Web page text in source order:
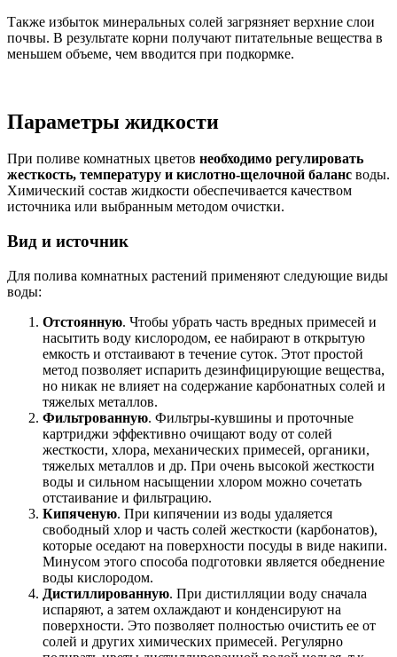
Также избыток минеральных солей загрязняет верхние слои
почвы. В результате корни получают питательные вещества в
меньшем объеме, чем вводится при подкормке.
Параметры жидкости
При поливе комнатных цветов необходимо регулировать
жесткость, температуру и кислотно-щелочной баланс воды.
Химический состав жидкости обеспечивается качеством
источника или выбранным методом очистки.
Вид и источник
Для полива комнатных растений применяют следующие виды
воды:
Отстоянную. Чтобы убрать часть вредных примесей и
насытить воду кислородом, ее набирают в открытую
емкость и отстаивают в течение суток. Этот простой
метод позволяет испарить дезинфицирующие вещества,
но никак не влияет на содержание карбонатных солей и
тяжелых металлов.
Фильтрованную. Фильтры-кувшины и проточные
картриджи эффективно очищают воду от солей
жесткости, хлора, механических примесей, органики,
тяжелых металлов и др. При очень высокой жесткости
воды и сильном насыщении хлором можно сочетать
отстаивание и фильтрацию.
Кипяченую. При кипячении из воды удаляется
свободный хлор и часть солей жесткости (карбонатов),
которые оседают на поверхности посуды в виде накипи.
Минусом этого способа подготовки является обеднение
воды кислородом.
Дистиллированную. При дистилляции воду сначала
испаряют, а затем охлаждают и конденсируют на
поверхности. Это позволяет полностью очистить ее от
солей и других химических примесей. Регулярно